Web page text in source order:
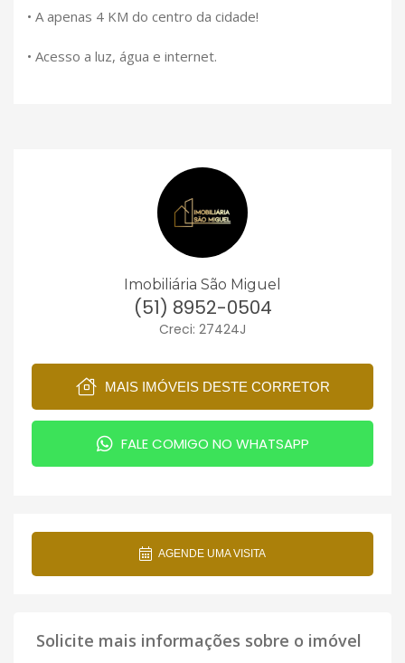
• A apenas 4 KM do centro da cidade!
• Acesso a luz, água e internet.
Imobiliária São Miguel
(51) 8952-0504
Creci: 27424J
MAIS IMÓVEIS DESTE CORRETOR
FALE COMIGO NO WHATSAPP
AGENDE UMA VISITA
Solicite mais informações sobre o imóvel